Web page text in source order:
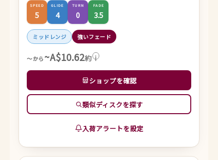
SPEED
5
GLIDE
4
TURN
0
FADE
3.5
ミッドレンジ 強いフェード
～から~A$10.62約 i
ショップを確認
類似ディスクを探す
入荷アラートを設定